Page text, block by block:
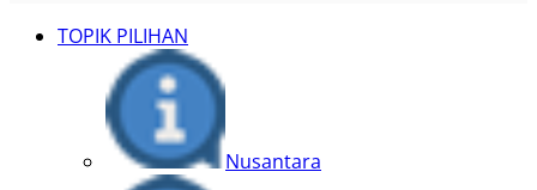
TOPIK PILIHAN
Nusantara